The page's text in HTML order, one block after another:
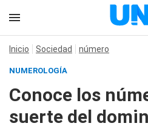
Inicio Sociedad número
NUMEROLOGÍA
Conoce los
suerte del